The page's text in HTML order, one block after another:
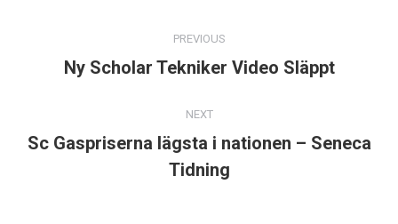
PREVIOUS
Previous
Ny Scholar Tekniker Video Släppt
NEXT
Next
post:
Sc Gaspriserna lägsta i nationen – Seneca
Tidning